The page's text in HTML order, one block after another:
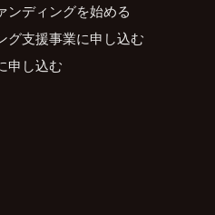
ンディングを始める
グ支援事業に申し込む
申し込む